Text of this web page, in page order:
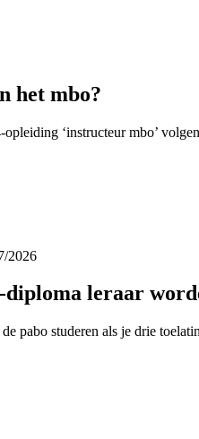
het mbo?
‘instructeur mbo’
2026
leraar
pabo studeren als je drie